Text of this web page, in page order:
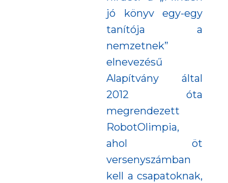
jó könyv egy-egy
tanítója a
nemzetnek”
elnevezésű
Alapítvány által
2012 óta
megrendezett
RobotOlimpia,
ahol öt
versenyszámban
kell a csapatoknak,